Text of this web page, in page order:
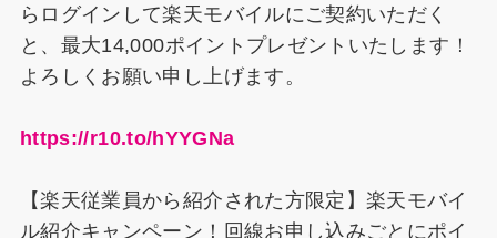
らログインして楽天モバイルにご契約いただく
と、最大14,000ポイントプレゼントいたします！
よろしくお願い申し上げます。
https://r10.to/hYYGNa
【楽天従業員から紹介された方限定】楽天モバイ
ル紹介キャンペーン！回線お申し込みごとにポイ